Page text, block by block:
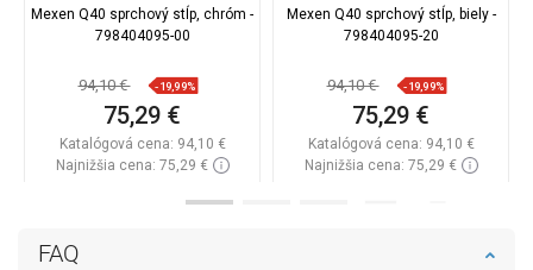
FAQ
Mexen Q40 sprchový stĺp, chróm -
798404095-00
94,10 € -19,99%
75,29 €
Katalógová cena: 94,10 €
Najnižšia cena: 75,29 €
Mexen Q40 sprchový stĺp, biely -
798404095-20
94,10 € -19,99%
75,29 €
Katalógová cena: 94,10 €
Najnižšia cena: 75,29 €